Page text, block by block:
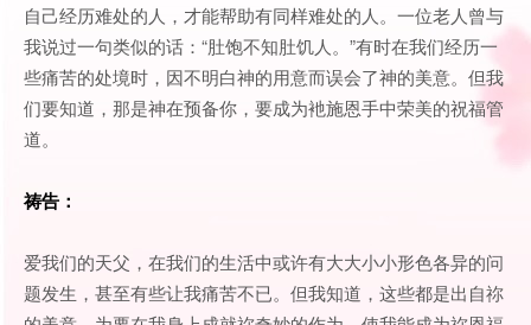
自己经历难处的人，才能帮助有同样难处的人。一位老人曾与
我说过一句类似的话：“肚饱不知肚饥人。”有时在我们经历一
些痛苦的处境时，因不明白神的用意而误会了神的美意。但我
们要知道，那是神在预备你，要成为衪施恩手中荣美的祝福管
道。
祷告：
爱我们的天父，在我们的生活中或许有大大小小形色各异的问
题发生，甚至有些让我痛苦不已。但我知道，这些都是出自祢